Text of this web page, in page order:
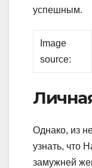
успешным.
Image
source:
Однако, из
узнать, что
замужней